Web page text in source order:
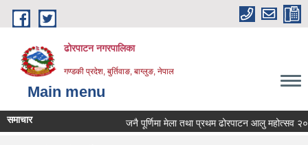
Skip to main content
ढोरपाटन नगरपालिका
गण्डकी प्रदेश, बुर्तिवाङ, बाग्लुङ, नेपाल
Main menu
समाचार जनै पूर्णिमा मेला तथा प्रथम ढोरपाटन आलु महोत्सव